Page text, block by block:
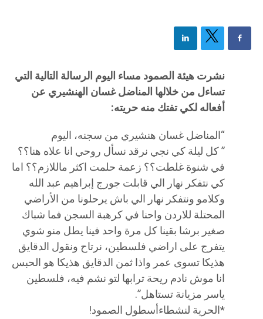
نشرت هيئة الصمود مساء اليوم الرسالة التالية التي
تساءل من خلالها المناضل غسان الهنشيري عن
أفعاله لكي تفتك منه حريته:
“المناضل غسان هنشيري من سجنه، اليوم
” كل ليلة كي نجي نرقد نسأل روحي انا علاه هنا؟؟
في شنوة غلطت؟؟ زعمة حلمت اكثر ماللازم؟؟ اما
كي نتفكر نهار الي قابلت جورج إبراهيم عبد الله
وكلامو ونتفكر نهار الي باش يرحلونا من الأراضي
المحتلة للاردن واحنا في كرهبة السجن فما شباك
صغير برشا بقينا كل مرة واحد فينا يطل منو شوي
يتفرج على اراضي فلسطين، نرتاح ونقول الدقايق
هذيكا تسوى عمر واذا ثمن الدقايق هذيكا هو الحبس
انا موش نادم ريحة ترابها لتو نشم فيه، فلسطين
ياسر مزيانة تستاهل”.
*الحرية لنشطاءأسطول الصمود!